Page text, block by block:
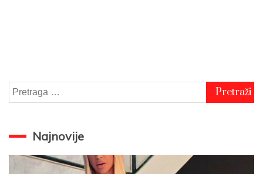
Pretraga
za:
Najnovije